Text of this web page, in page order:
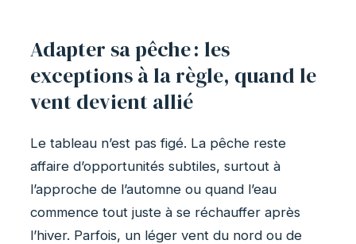
Adapter sa pêche : les
exceptions à la règle, quand le
vent devient allié
Le tableau n’est pas figé. La pêche reste
affaire d’opportunités subtiles, surtout à
l’approche de l’automne ou quand l’eau
commence tout juste à se réchauffer après
l’hiver. Parfois, un léger vent du nord ou de